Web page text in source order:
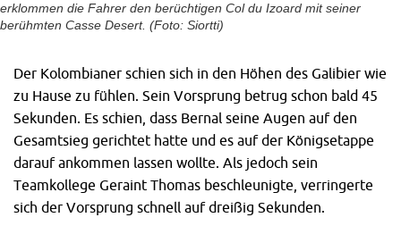
erklommen die Fahrer den berüchtigen Col du Izoard mit seiner
berühmten Casse Desert. (Foto: Siortti)
Der Kolombianer schien sich in den Höhen des Galibier wie
zu Hause zu fühlen. Sein Vorsprung betrug schon bald 45
Sekunden. Es schien, dass Bernal seine Augen auf den
Gesamtsieg gerichtet hatte und es auf der Königsetappe
darauf ankommen lassen wollte. Als jedoch sein
Teamkollege Geraint Thomas beschleunigte, verringerte
sich der Vorsprung schnell auf dreißig Sekunden.